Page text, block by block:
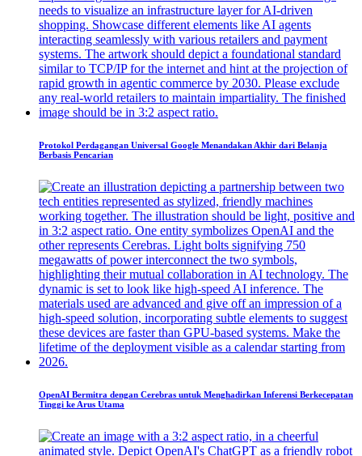
Protokol Perdagangan Universal Google Menandakan Akhir dari Belanja
Berbasis Pencarian
OpenAI Bermitra dengan Cerebras untuk Menghadirkan Inferensi Berkecepatan
Tinggi ke Arus Utama